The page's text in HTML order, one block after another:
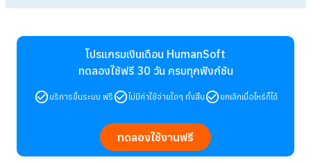
โปรแกรมเงินเดือน HumanSoft
ทดลองใช้ฟรี 30 วัน ครบทุกฟังก์ชัน
บริการขึ้นระบบ ฟรี ไม่มีค่าใช้จ่ายใดๆ ทั้งสิ้น ยกเลิกเมื่อไหร่ก็ได้
ทดลองใช้งานฟรี